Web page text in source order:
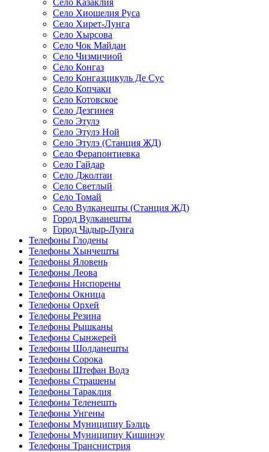
Село Казаклия
Село Хиошелия Руса
Село Хирет-Лунга
Село Хырсова
Село Чок Майдан
Село Чизмичиой
Село Конгаз
Село Конгазцикуль Де Сус
Село Копчаки
Село Котовское
Село Дезгинея
Село Этулэ
Село Этулэ Ной
Село Этулэ (Станция ЖД)
Село Ферапонтиевка
Село Гайдар
Село Джолтаи
Село Светлый
Село Томай
Село Вулканешты (Станция ЖД)
Город Вулканешты
Город Чадыр-Лунга
Телефоны Глодены
Телефоны Хынчешты
Телефоны Яловень
Телефоны Леова
Телефоны Ниспорены
Телефоны Окница
Телефоны Орхей
Телефоны Резина
Телефоны Рышканы
Телефоны Сынжерей
Телефоны Шолданешты
Телефоны Сорока
Телефоны Штефан Водэ
Телефоны Страшены
Телефоны Тараклия
Телефоны Теленешть
Телефоны Унгены
Телефоны Муниципиу Бэлць
Телефоны Муниципиу Кишинэу
Телефоны Транснистрия